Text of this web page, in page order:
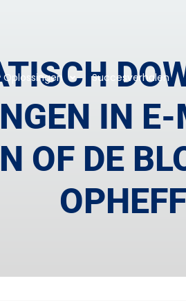
Oplossingen Succesverhalen
IN
OF DE